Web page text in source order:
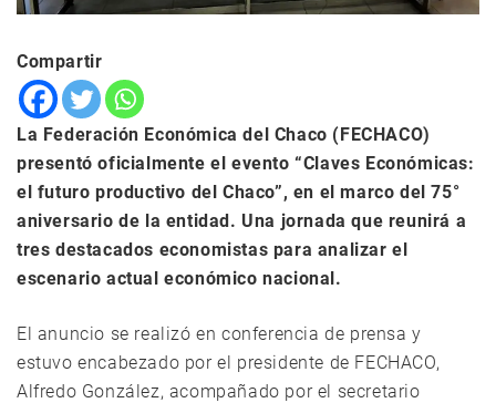
Compartir
La Federación Económica del Chaco (FECHACO)
presentó oficialmente el evento “Claves Económicas:
el futuro productivo del Chaco”, en el marco del 75°
aniversario de la entidad. Una jornada que reunirá a
tres destacados economistas para analizar el
escenario actual económico nacional.
El anuncio se realizó en conferencia de prensa y
estuvo encabezado por el presidente de FECHACO,
Alfredo González, acompañado por el secretario